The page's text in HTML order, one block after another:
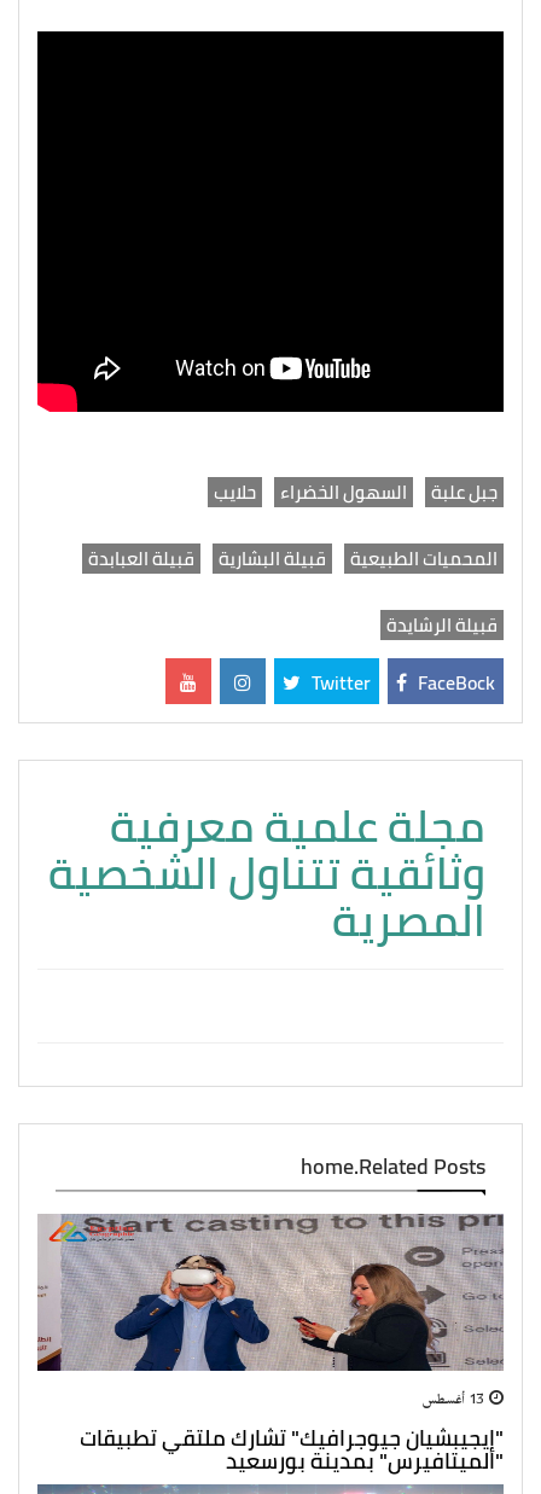
جبل علبة السهول الخضراء
حلايب
المحميات الطبيعية
قبيلة البشارية
قبيلة العبابدة
قبيلة الرشايدة
FaceBock
Twitter
مجلة علمية معرفية
وثائقية تتناول الشخصية
المصرية
home.Related Posts
"إيجيبشيان جيوجرافيك" تشارك ملتقي تطبيقات
"الميتافيرس" بمدينة بورسعيد